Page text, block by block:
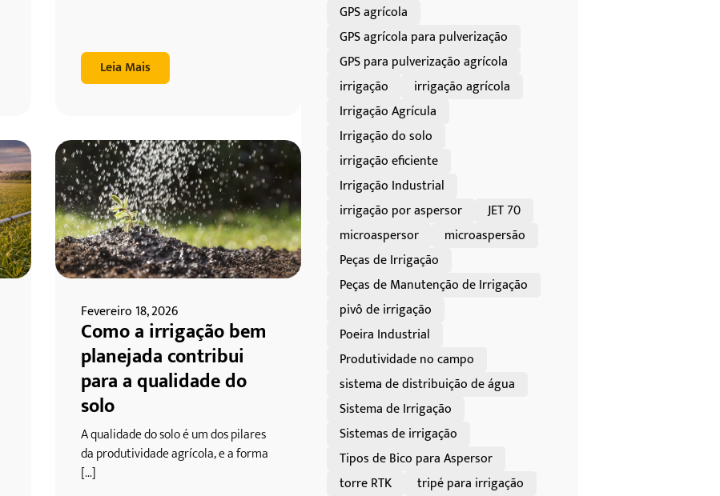
Leia Mais
Fevereiro 18, 2026
Como a irrigação bem
planejada contribui
para a qualidade do
solo
A qualidade do solo é um dos pilares
da produtividade agrícola, e a forma
[...]
GPS agrícola
GPS agrícola para pulverização
GPS para pulverização agrícola
irrigação
irrigação agrícola
Irrigação Agrícula
Irrigação do solo
irrigação eficiente
Irrigação Industrial
irrigação por aspersor
JET 70
microaspersor
microaspersão
Peças de Irrigação
Peças de Manutenção de Irrigação
pivô de irrigação
Poeira Industrial
Produtividade no campo
sistema de distribuição de água
Sistema de Irrigação
Sistemas de irrigação
Tipos de Bico para Aspersor
torre RTK
tripé para irrigação